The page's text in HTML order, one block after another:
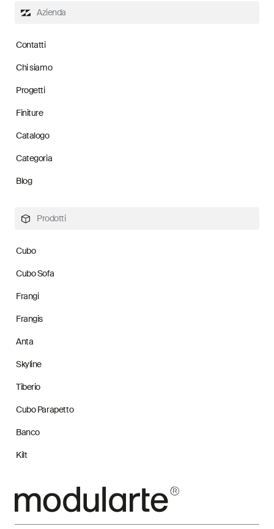
Azienda
Contatti
Chi siamo
Progetti
Finiture
Catalogo
Categoria
Blog
Prodotti
Cubo
Cubo Sofa
Frangi
Frangis
Anta
Skyline
Tiberio
Cubo Parapetto
Banco
Kilt